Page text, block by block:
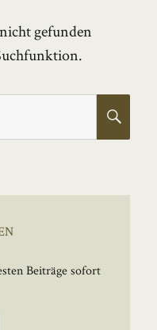
gefunden
Beiträge sofort